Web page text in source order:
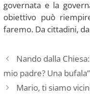
governata e la
obiettivo può
faremo. Da cittadini,
Nando dalla
mio padre? Una bufala”
Mario, ti siamo